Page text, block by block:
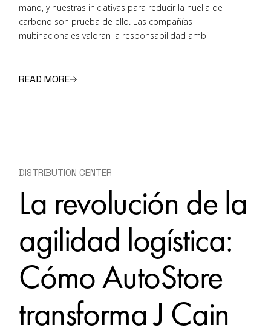
mano, y nuestras iniciativas para reducir la huella de
carbono son prueba de ello. Las compañías
multinacionales valoran la responsabilidad ambi
READ MORE
DISTRIBUTION CENTER
La revolución de la
agilidad logística:
Cómo AutoStore
transforma J Cain